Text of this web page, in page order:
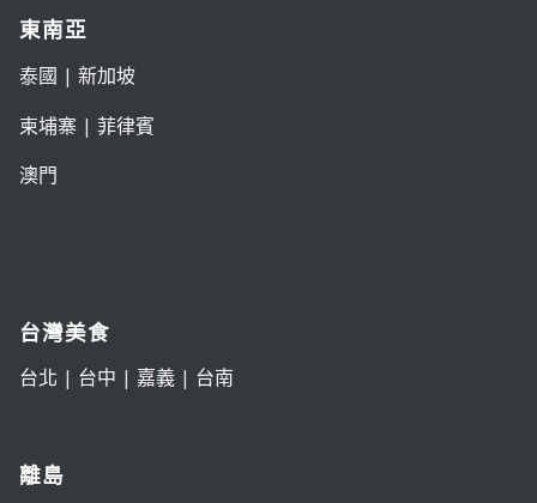
東南亞
泰國 | 新加坡
柬埔寨 | 菲律賓
澳門
台灣美食
台北 | 台中 | 嘉義| 台南
離島